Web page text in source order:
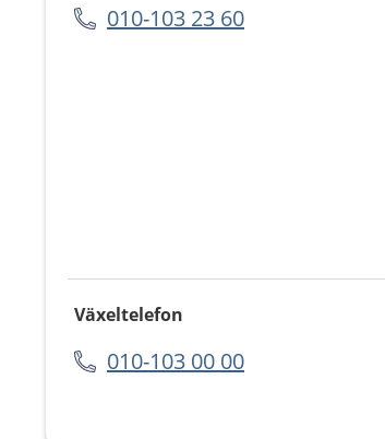
010-103 23 60
Växeltelefon
010-103 00 00